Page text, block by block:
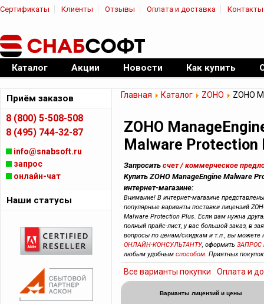
Сертификаты Клиенты Отзывы Оплата и доставка Контакты
Официальный дилер ПО
Каталог Акции Новости Как купить
Главная Каталог ZOHO ZOHO
ZOHO
Malware Protection
Запросить счет / коммерческое
Купить ZOHO ManageEngine Malware
интернет-магазине:
Внимание! В интернет-магазине
популярные варианты поставки лицензий
Malware Protection Plus. Если вам нужна
полный прайс-лист, у вас большой заказ, в
вопросы по ценам/скидкам и т.п., вы можете
ОНЛАЙН-КОНСУЛЬТАНТУ, оформить ЗАПРОС
любым удобным способом. Приятных
Все варианты покупки Оплата и
Варианты лицензий и цены
Приём заказов
8 (800) 5-508-508
8 (495) 744-32-87
info@snabsoft.ru
запрос
онлайн-чат
Наши статусы